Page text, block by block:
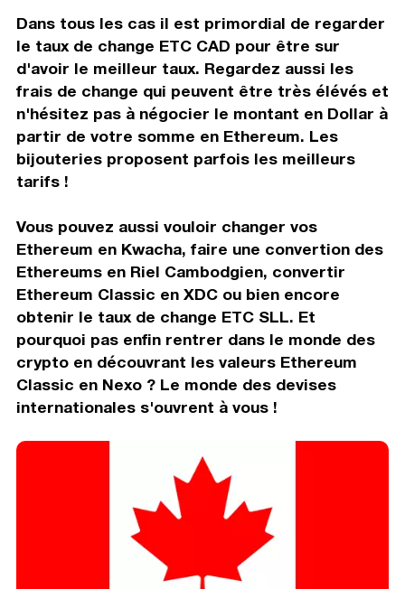
Dans tous les cas il est primordial de regarder
le taux de change ETC CAD pour être sur
d'avoir le meilleur taux. Regardez aussi les
frais de change qui peuvent être très élévés et
n'hésitez pas à négocier le montant en Dollar à
partir de votre somme en Ethereum. Les
bijouteries proposent parfois les meilleurs
tarifs !
Vous pouvez aussi vouloir changer vos
Ethereum en Kwacha, faire une convertion des
Ethereums en Riel Cambodgien, convertir
Ethereum Classic en XDC ou bien encore
obtenir le taux de change ETC SLL. Et
pourquoi pas enfin rentrer dans le monde des
crypto en découvrant les valeurs Ethereum
Classic en Nexo ? Le monde des devises
internationales s'ouvrent à vous !